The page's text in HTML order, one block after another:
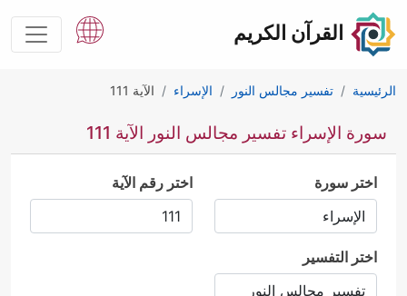
القرآن الكريم
الرئيسية تفسير مجالس النور الإسراء الآية 111
سورة الإسراء تفسير مجالس النور الآية 111
اختر سورة اختر رقم الآية
اختر التفسير